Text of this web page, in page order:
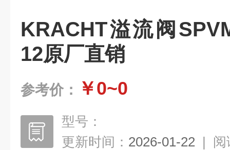
KRACHT溢流阀
12原厂直销
参考价： ￥0~0
型号：
更新时间： 2026-01-22 | 阅